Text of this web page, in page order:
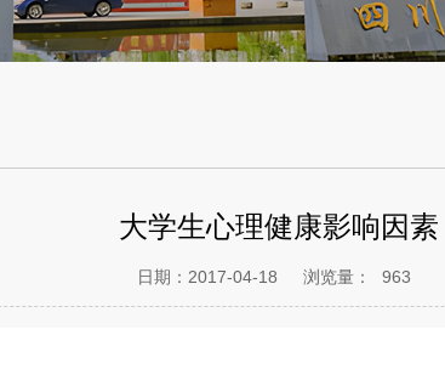
大学生心理健康影响因素
日期：2017-04-18 浏览量： 963